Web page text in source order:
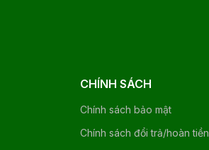
CHÍNH SÁCH
Chính sách bảo mật
Chính sách đổi trả/hoàn tiền